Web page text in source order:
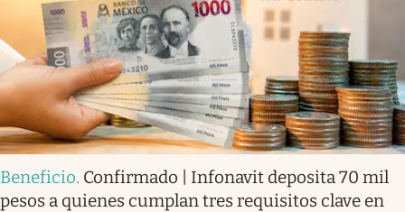
Beneficio. Confirmado | Infonavit deposita 70 mil
pesos a quienes cumplan tres requisitos clave en